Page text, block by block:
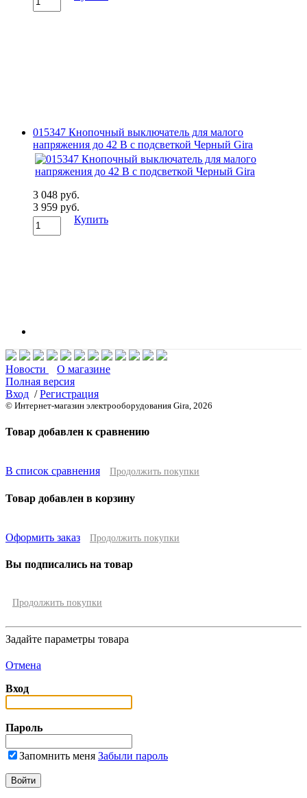
015347 Кнопочный выключатель для малого
напряжения до 42 В с подсветкой Черный Gira
3 048 руб.
3 959 руб.
Купить
Новости
О магазине
Полная версия
Вход /Регистрация
© Интернет-магазин электрооборудования Gira, 2026
Товар добавлен к сравнению
В список сравнения Продолжить покупки
Товар добавлен в корзину
Оформить заказ Продолжить покупки
Вы подписались на товар
Продолжить покупки
Задайте параметры товара
Отмена
Вход
Пароль
Запомнить меня Забыли пароль